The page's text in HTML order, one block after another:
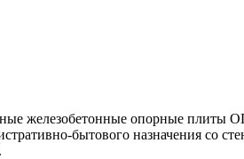
железобетонные опорные плиты
бытового назначения со